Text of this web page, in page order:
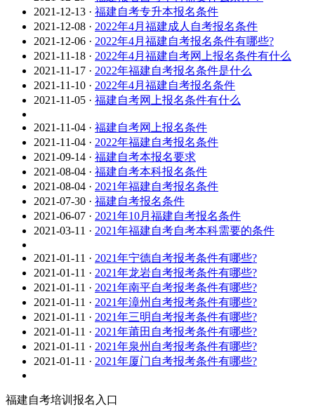
2021-12-13 · 福建自考专升本报名条件
2021-12-08 · 2022年4月福建成人自考报名条件
2021-12-06 · 2022年4月福建自考报名条件有哪些?
2021-11-18 · 2022年4月福建自考网上报名条件有什么
2021-11-17 · 2022年福建自考报名条件是什么
2021-11-10 · 2022年4月福建自考报名条件
2021-11-05 · 福建自考网上报名条件有什么
2021-11-04 · 福建自考网上报名条件
2021-11-04 · 2022年福建自考报名条件
2021-09-14 · 福建自考本报名要求
2021-08-04 · 福建自考本科报名条件
2021-08-04 · 2021年福建自考报名条件
2021-07-30 · 福建自考报名条件
2021-06-07 · 2021年10月福建自考报名条件
2021-03-11 · 2021年福建自考自考本科需要的条件
2021-01-11 · 2021年宁德自考报考条件有哪些?
2021-01-11 · 2021年龙岩自考报考条件有哪些?
2021-01-11 · 2021年南平自考报考条件有哪些?
2021-01-11 · 2021年漳州自考报考条件有哪些?
2021-01-11 · 2021年三明自考报考条件有哪些?
2021-01-11 · 2021年莆田自考报考条件有哪些?
2021-01-11 · 2021年泉州自考报考条件有哪些?
2021-01-11 · 2021年厦门自考报考条件有哪些?
福建自考培训报名入口